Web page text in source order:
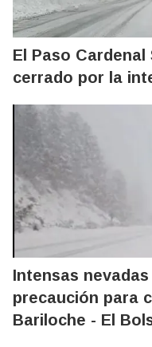
El Paso
cerrado por la
Intensas
precaución para
Bariloche - El